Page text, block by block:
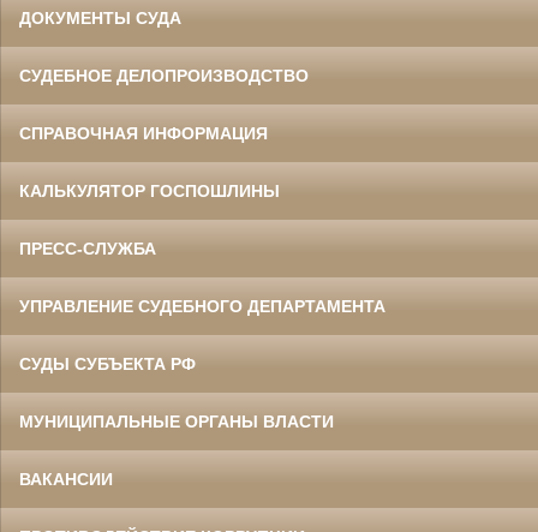
ДОКУМЕНТЫ СУДА
СУДЕБНОЕ ДЕЛОПРОИЗВОДСТВО
СПРАВОЧНАЯ ИНФОРМАЦИЯ
КАЛЬКУЛЯТОР ГОСПОШЛИНЫ
ПРЕСС-СЛУЖБА
УПРАВЛЕНИЕ СУДЕБНОГО ДЕПАРТАМЕНТА
СУДЫ СУБЪЕКТА РФ
МУНИЦИПАЛЬНЫЕ ОРГАНЫ ВЛАСТИ
ВАКАНСИИ